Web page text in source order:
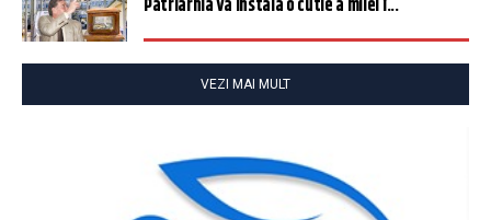
Patriarhia va instala o cutie a milei î...
VEZI MAI MULT